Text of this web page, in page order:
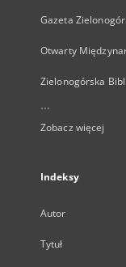
Gazeta
Otwarty
Zielonogórska
...
Zobacz więcej
Indeksy
Autor
Tytuł